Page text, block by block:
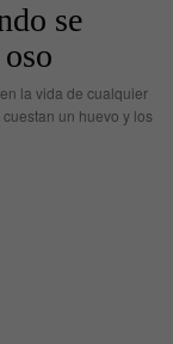
se
la vida de cualquier
un huevo y los